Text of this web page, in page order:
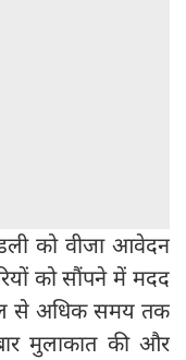
को वीजा आवेदन
को सौंपने में मदद
से अधिक समय तक
मुलाकात की और